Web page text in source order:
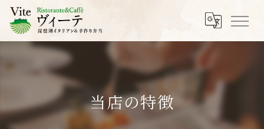
当店の特徴